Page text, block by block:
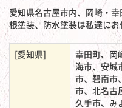
愛知県名古屋市内、岡崎・
根塗装、防水塗装は私達にお
[愛知県]
幸田町、岡
海市、安城
市、碧南市
市、北名古
久手市、み